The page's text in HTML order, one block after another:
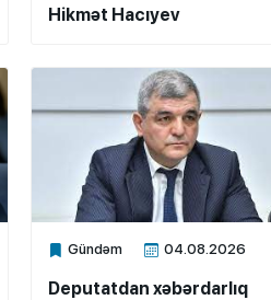
Hikmət Hacıyev
Gündəm 04.08.2026
Xalq.Online
Deputatdan xəbərdarlıq